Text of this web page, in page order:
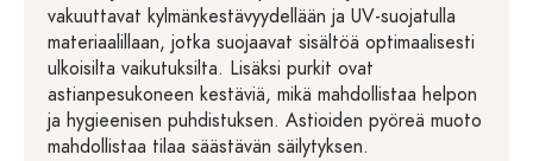
vakuuttavat kylmänkestävyydellään ja UV-suojatulla
materiaalillaan, jotka suojaavat sisältöä optimaalisesti
ulkoisilta vaikutuksilta. Lisäksi purkit ovat
astianpesukoneen kestäviä, mikä mahdollistaa helpon
ja hygieenisen puhdistuksen. Astioiden pyöreä muoto
mahdollistaa tilaa säästävän säilytyksen.